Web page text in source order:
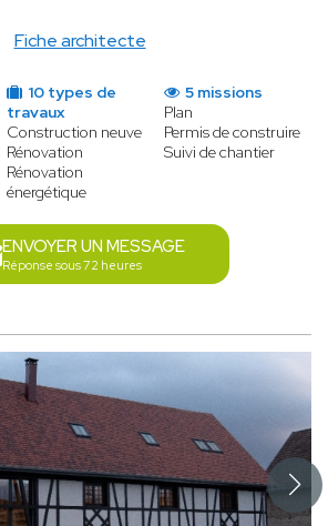
Fiche architecte
10 types de
travaux
Construction neuve
Rénovation
Rénovation
énergétique
5 missions
Plan
Permis de construire
Suivi de chantier
ENVOYER UN MESSAGE
Réponse sous 72 heures